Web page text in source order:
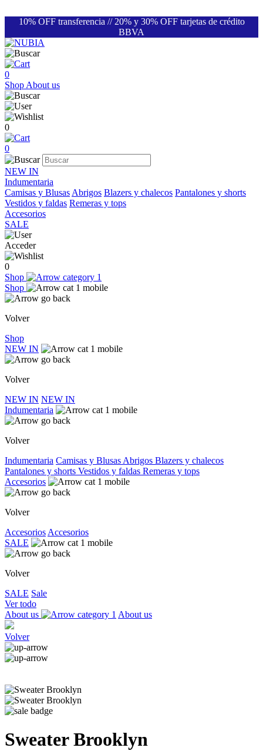
10% OFF transferencia // 20% y 30% OFF tarjetas de crédito
BBVA
0
Shop About us
0
0
NEW IN
Indumentaria
Camisas y Blusas Abrigos Blazers y chalecos Pantalones y shorts
Vestidos y faldas Remeras y tops
Accesorios
SALE
Acceder
0
Shop
Shop
Volver
Shop
NEW IN
Volver
NEW IN NEW IN
Indumentaria
Volver
Indumentaria Camisas y Blusas Abrigos Blazers y chalecos
Pantalones y shorts Vestidos y faldas Remeras y tops
Accesorios
Volver
Accesorios Accesorios
SALE
Volver
SALE Sale
Ver todo
About us
About us
Volver
Sweater Brooklyn